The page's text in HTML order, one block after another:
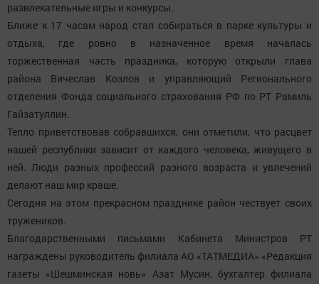
развлекательные игры и конкурсы.
Ближе к 17 часам народ стал собираться в парке культуры и
отдыха, где ровно в назначенное время началась
торжественная часть праздника, которую открыли глава
района Вячеслав Козлов и управляющий Регионального
отделения Фонда социального страхования РФ по РТ Рамиль
Гайзатуллин.
Тепло приветствовав собравшихся, они отметили, что расцвет
нашей республики зависит от каждого человека, живущего в
ней. Люди разных профессий разного возраста и увлечений
делают наш мир краше.
Сегодня на этом прекрасном празднике район чествует своих
тружеников.
Благодарственными письмами Кабинета Министров РТ
награждены руководитель филиала АО «ТАТМЕДИА» «Редакция
газеты «Шешминская новь» Азат Мусин, бухгалтер филиала